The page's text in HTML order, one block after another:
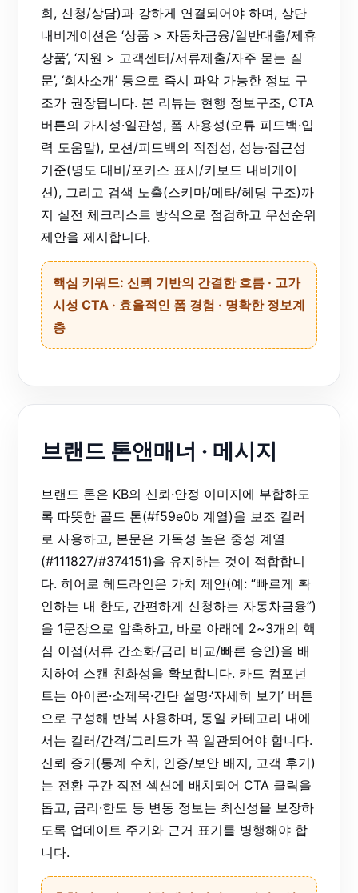
회, 신청/상담)과 강하게 연결되어야 하며, 상단
내비게이션은 ‘상품 > 자동차금융/일반대출/제휴
상품’, ‘지원 > 고객센터/서류제출/자주 묻는 질
문’, ‘회사소개’ 등으로 즉시 파악 가능한 정보 구
조가 권장됩니다. 본 리뷰는 현행 정보구조, CTA
버튼의 가시성·일관성, 폼 사용성(오류 피드백·입
력 도움말), 모션/피드백의 적정성, 성능·접근성
기준(명도 대비/포커스 표시/키보드 내비게이
션), 그리고 검색 노출(스키마/메타/헤딩 구조)까
지 실전 체크리스트 방식으로 점검하고 우선순위
제안을 제시합니다.
핵심 키워드: 신뢰 기반의 간결한 흐름 · 고가
시성 CTA · 효율적인 폼 경험 · 명확한 정보계
층
브랜드 톤앤매너 · 메시지
브랜드 톤은 KB의 신뢰·안정 이미지에 부합하도
록 따뜻한 골드 톤(#f59e0b 계열)을 보조 컬러
로 사용하고, 본문은 가독성 높은 중성 계열
(#111827/#374151)을 유지하는 것이 적합합니
다. 히어로 헤드라인은 가치 제안(예: “빠르게 확
인하는 내 한도, 간편하게 신청하는 자동차금융”)
을 1문장으로 압축하고, 바로 아래에 2~3개의 핵
심 이점(서류 간소화/금리 비교/빠른 승인)을 배
치하여 스캔 친화성을 확보합니다. 카드 컴포넌
트는 아이콘·소제목·간단 설명·‘자세히 보기’ 버튼
으로 구성해 반복 사용하며, 동일 카테고리 내에
서는 컬러/간격/그리드가 꼭 일관되어야 합니다.
신뢰 증거(통계 수치, 인증/보안 배지, 고객 후기)
는 전환 구간 직전 섹션에 배치되어 CTA 클릭을
돕고, 금리·한도 등 변동 정보는 최신성을 보장하
도록 업데이트 주기와 근거 표기를 병행해야 합
니다.